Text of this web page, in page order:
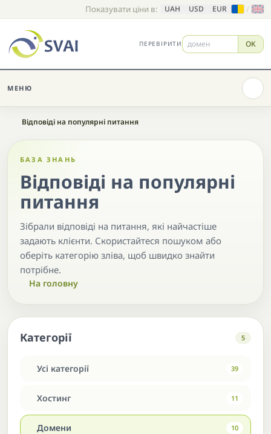
Показувати ціни в: UAH USD EUR /
ПЕРЕВІРИТИ OK
МЕНЮ
Головна
Відповіді на популярні питання
БАЗА ЗНАНЬ
Відповіді на популярні
питання
Зібрали відповіді на питання, які найчастіше
задають клієнти. Скористайтеся пошуком або
оберіть категорію зліва, щоб швидко знайти
потрібне.
На головну
Категорії 5
Усі категорії 39
Хостинг 11
Домени 10